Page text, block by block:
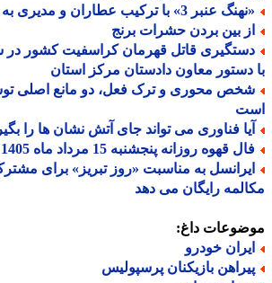
عنبر 3» با ترکیب عطاران و مدیری به خط پایان رسید
بین بردن حشرات برنج
قاتل قهرمان کراسفیت کشور در
دستور معاون دادستان مرکز استان
محوری و ترک فعل، دو مانع اصلی
فناوری می تواند جای آتش نشان ها را بگیرد؟
قهوه روزانه پنجشنبه 15 مرداد ماه 1405
رایگان می دهد
داغ:
خودرو
بازیکنان پرسپولیس